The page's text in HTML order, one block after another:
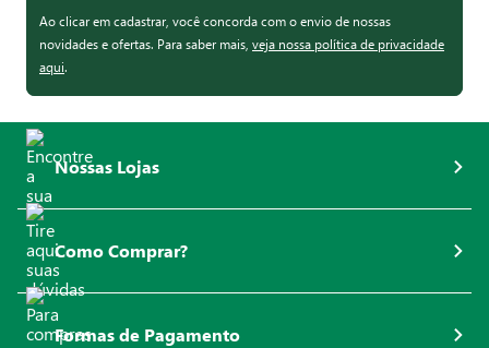
Ao clicar em cadastrar, você concorda com o envio de nossas
novidades e ofertas. Para saber mais, veja nossa política de privacidade
aqui.
Nossas Lojas
Como Comprar?
Formas de Pagamento